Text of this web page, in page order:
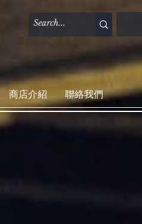
商店介紹 聯絡我們